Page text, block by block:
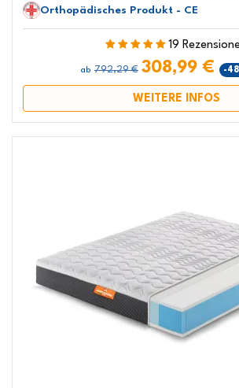
Orthopädisches Produkt - CE
19
ab 792,29 € 308,99 € -
WEITERE INFOS